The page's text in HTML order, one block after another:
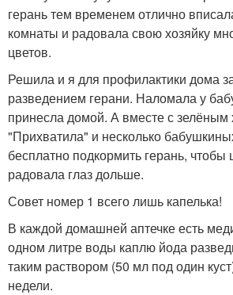
герань тем временем отлично
комнаты и радовала свою хозяйку
цветов.
Решила и я для профилактики дома
разведением герани. Наломала у
принесла домой. А вместе с зелёным
"Прихватила" и несколько
бесплатно подкормить герань, чтобы
радовала глаз дольше.
Совет номер 1 всего лишь капелька!
В каждой домашней аптечке есть
одном литре воды каплю йода
таким раствором (50 мл под один
недели.